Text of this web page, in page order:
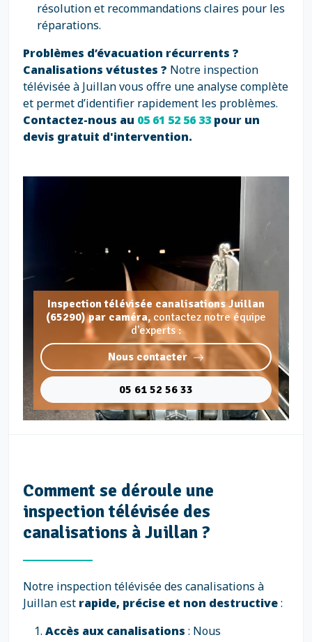
résolution et recommandations claires pour les
réparations.
Problèmes d’évacuation récurrents ?
Canalisations vétustes ? Notre inspection
télévisée à Juillan vous offre une analyse complète
et permet d’identifier rapidement les problèmes.
Contactez-nous au 05 61 52 56 33 pour un
devis gratuit d'intervention.
Inspection télévisée canalisations Juillan
(65290) par caméra, contactez notre équipe
d'experts :
Nous contacter
05 61 52 56 33
Comment se déroule une
inspection télévisée des
canalisations à Juillan ?
Notre inspection télévisée des canalisations à
Juillan est rapide, précise et non destructive:
Accès aux canalisations : Nous